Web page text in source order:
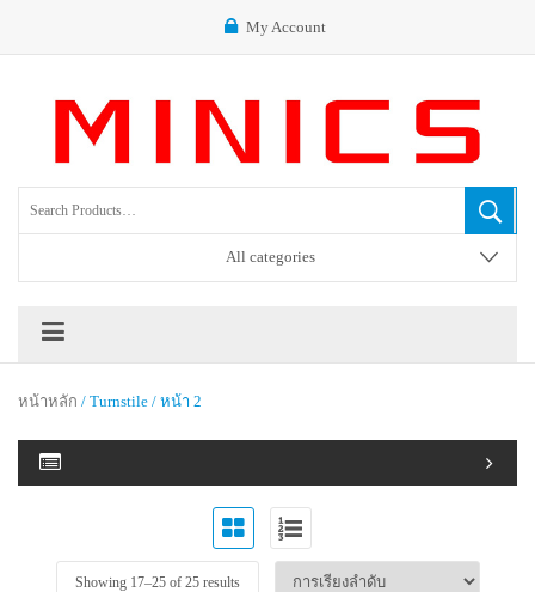
My Account
All categories
หน้าหลัก / Turnstile / หน้า 2
Showing 17–25of 25 results